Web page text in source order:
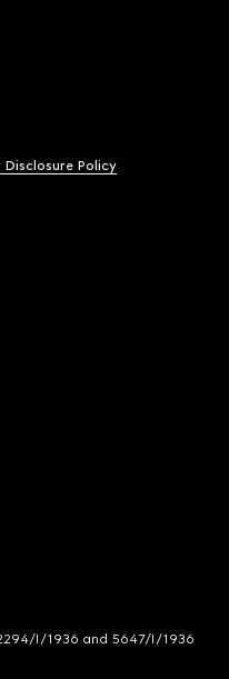
Policy
2294/I/1936 and 5647/I/1936